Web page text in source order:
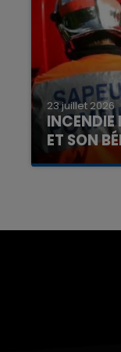
23 juillet 2026
INCENDIE
ET SON
Un homme